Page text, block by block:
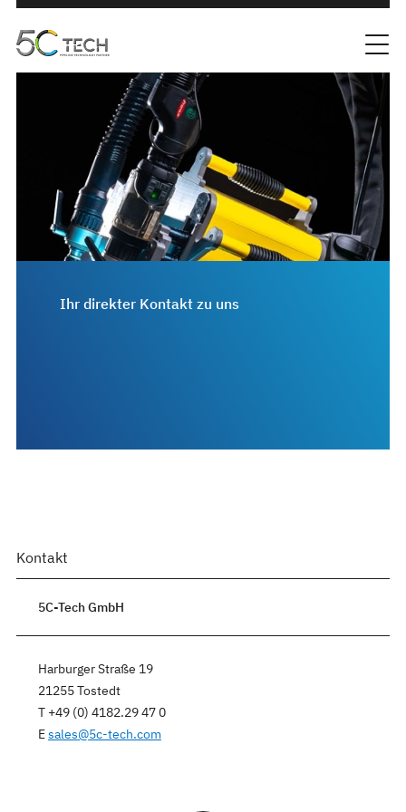
Ihr direkter Kontakt zu uns
Kontakt
5C-Tech GmbH
Harburger Straße 19
21255 Tostedt
T +49 (0) 4182.29 47 0
Esales@5c-tech.com